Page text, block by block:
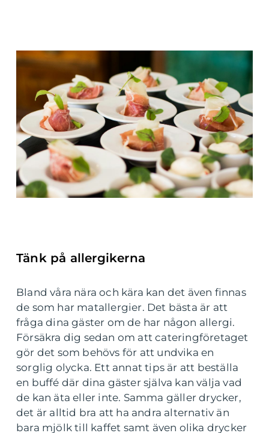
Tänk på allergikerna
Bland våra nära och kära kan det även finnas
de som har matallergier. Det bästa är att
fråga dina gäster om de har någon allergi.
Försäkra dig sedan om att cateringföretaget
gör det som behövs för att undvika en
sorglig olycka. Ett annat tips är att beställa
en buffé där dina gäster själva kan välja vad
de kan äta eller inte. Samma gäller drycker,
det är alltid bra att ha andra alternativ än
bara mjölk till kaffet samt även olika drycker